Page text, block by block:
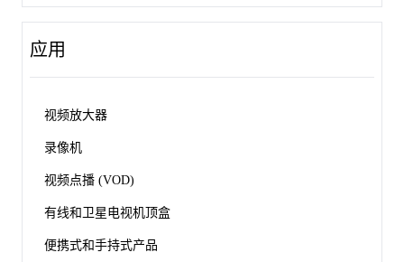
应用
视频放大器
录像机
视频点播 (VOD)
有线和卫星电视机顶盒
便携式和手持式产品